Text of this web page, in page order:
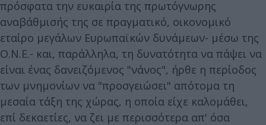
πρόσφατα την ευκαιρία της πρωτόγνωρης
αναβάθμισής της σε πραγματικό, οικονομικό
εταίρο μεγάλων Ευρωπαϊκών δυνάμεων- μέσω της
Ο.Ν.Ε.- και, παράλληλα, τη δυνατότητα να πάψει να
είναι ένας δανειζόμενος "νάνος", ήρθε η περίοδος
των μνημονίων να "προσγειώσει" απότομα τη
μεσαία τάξη της χώρας, η οποία είχε καλομάθει,
επί δεκαετίες, να ζει με περισσότερα απ' όσα